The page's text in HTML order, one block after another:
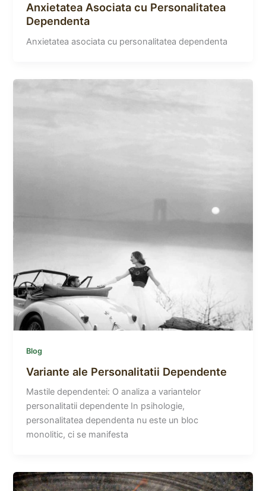
Anxietatea Asociata cu Personalitatea
Dependenta
Anxietatea asociata cu personalitatea dependenta
Blog
Variante ale Personalitatii Dependente
Mastile dependentei: O analiza a variantelor
personalitatii dependente In psihologie,
personalitatea dependenta nu este un bloc
monolitic, ci se manifesta